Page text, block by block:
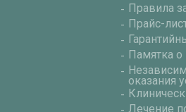
Правила
Прайс-
Памятка о
оказания
Лечение